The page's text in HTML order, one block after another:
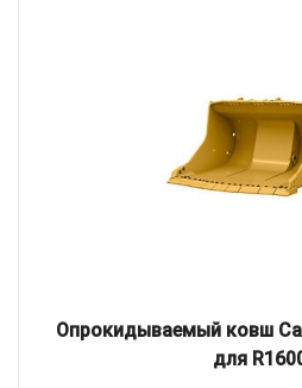
Опрокидываемый ковш
для